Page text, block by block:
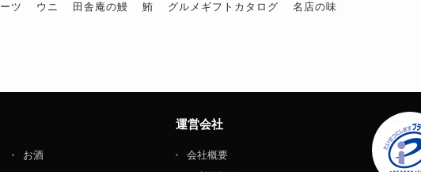
ツ ウニ 田舎庵の鰻 鮪 グルメギフトカタログ 名店の味
お酒
運営会社
会社概要